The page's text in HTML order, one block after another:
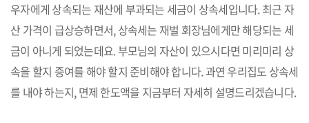
우자에게 상속되는 재산에 부과되는 세금이 상속세입니다. 최근 자
산 가격이 급상승하면서, 상속세는 재벌 회장님에게만 해당되는 세
금이 아니게 되었는데요. 부모님의 자산이 있으시다면 미리미리 상
속을 할지 증여를 해야 할지 준비해야 합니다.과연 우리집도 상속세
를 내야 하는지, 면제 한도액을 지금부터 자세히 설명드리겠습니다.